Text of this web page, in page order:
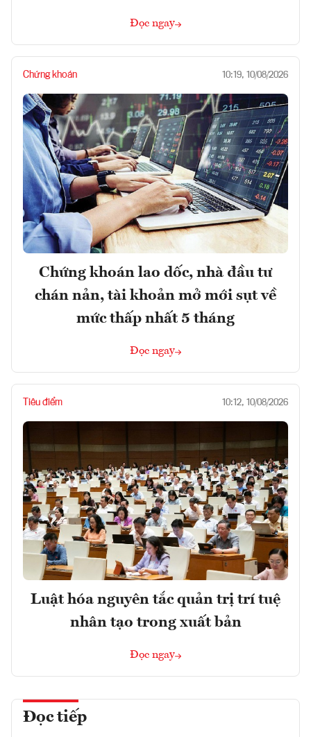
Đọc ngay
Chứng khoán 10:19, 10/08/2026
Chứng khoán lao dốc, nhà đầu tư
chán nản, tài khoản mở mới sụt về
mức thấp nhất 5 tháng
Đọc ngay
Tiêu điểm 10:12, 10/08/2026
Luật hóa nguyên tắc quản trị trí tuệ
nhân tạo trong xuất bản
Đọc ngay
Đọc tiếp